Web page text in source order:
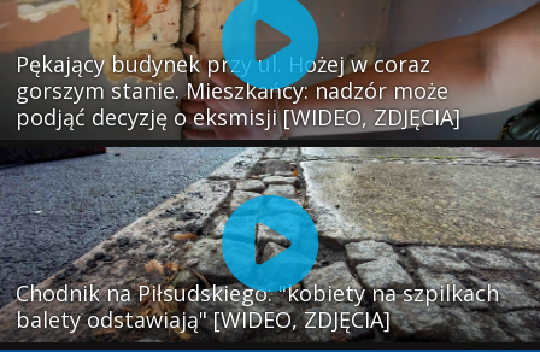
Pękający budynek przy ul. Hożej w coraz
gorszym stanie. Mieszkańcy: nadzór może
podjąć decyzję o eksmisji [WIDEO, ZDJĘCIA]
Chodnik na Piłsudskiego: "kobiety na szpilkach
balety odstawiają" [WIDEO, ZDJĘCIA]